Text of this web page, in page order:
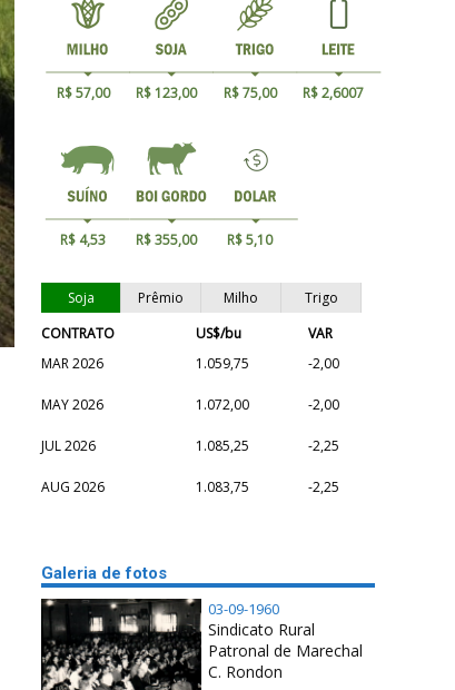
R$ 57,00 R$ 123,00 R$ 75,00 R$ 2,6007
R$ 4,53 R$ 355,00 R$ 5,10
Soja Prêmio Milho
Trigo
CONTRATO
US$/bu
VAR
MAR 2026
1.059,75 -2,00
MAY 2026 1.072,00 -2,00
JUL 2026 1.085,25 -2,25
AUG 2026 1.083,75 -2,25
Galeria de fotos
03-09-1960
Sindicato Rural
Patronal de Marechal
C. Rondon